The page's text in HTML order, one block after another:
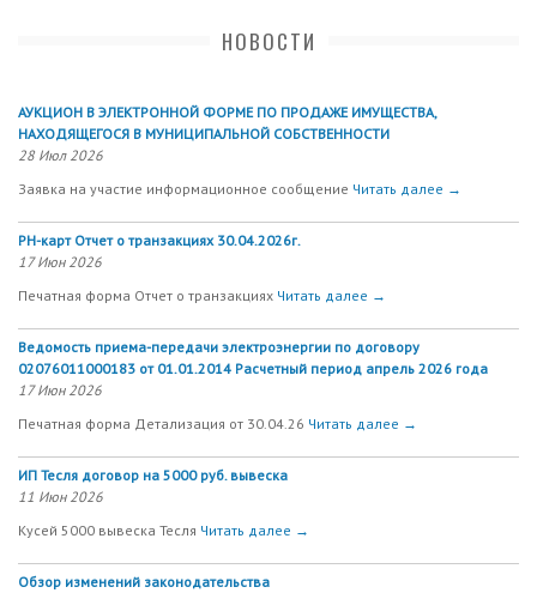
НОВОСТИ
АУКЦИОН В ЭЛЕКТРОННОЙ ФОРМЕ ПО ПРОДАЖЕ ИМУЩЕСТВА,
НАХОДЯЩЕГОСЯ В МУНИЦИПАЛЬНОЙ СОБСТВЕННОСТИ
28 Июл 2026
Заявка на участие информационное сообщение Читать далее →
РН-карт Отчет о транзакциях 30.04.2026г.
17 Июн 2026
Печатная форма Отчет о транзакциях Читать далее →
Ведомость приема-передачи электроэнергии по договору
02076011000183 от 01.01.2014 Расчетный период апрель 2026 года
17 Июн 2026
Печатная форма Детализация от 30.04.26 Читать далее →
ИП Тесля договор на 5000 руб. вывеска
11 Июн 2026
Кусей 5000 вывеска Тесля Читать далее →
Обзор изменений законодательства